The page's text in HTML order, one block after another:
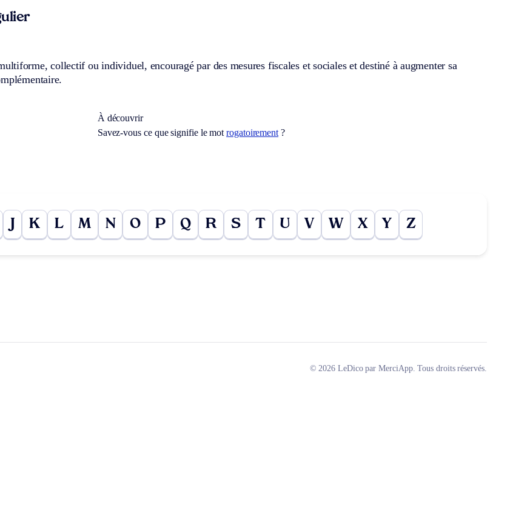
collectif ou individuel, encouragé par des mesures fiscales et sociales et destiné à augmenter sa
À découvrir
Savez-vous ce que signifie le motrogatoirement ?
K L M N O P Q R S T U V W X Y Z
© 2026 LeDico par MerciApp. Tous droits réservés.